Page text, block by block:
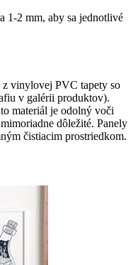
1-2 mm, aby sa jednotlivé
z vinylovej PVC tapety so
v galérii produktov).
materiál je odolný voči
dôležité. Panely
čistiacim prostriedkom.